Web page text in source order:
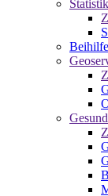
Beihilfe